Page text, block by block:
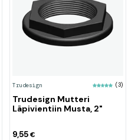
Trudesign (3)
Trudesign Mutteri
Läpivientiin Musta, 2"
9,55€